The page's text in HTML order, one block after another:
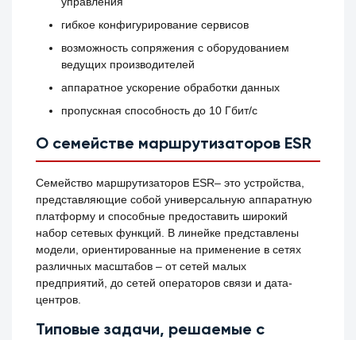
гибкое конфигурирование сервисов
возможность сопряжения с оборудованием
ведущих производителей
аппаратное ускорение обработки данных
пропускная способность до 10 Гбит/c
О семействе маршрутизаторов ESR
Семейство маршрутизаторов ESR– это устройства,
представляющие собой универсальную аппаратную
платформу и способные предоставить широкий
набор сетевых функций. В линейке представлены
модели, ориентированные на применение в сетях
различных масштабов – от сетей малых
предприятий, до сетей операторов связи и дата-
центров.
Типовые задачи, решаемые с